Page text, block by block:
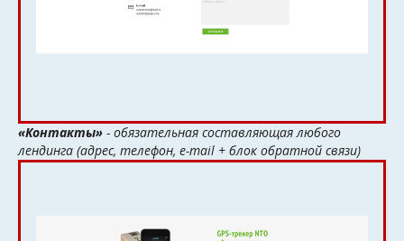
«Контакты» - обязательная составляющая любого
лендинга (адрес, телефон, e-mail + блок обратной связи)